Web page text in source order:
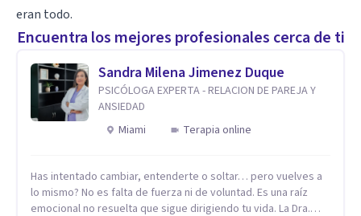
eran todo.
Encuentra los mejores profesionales cerca de ti
Sandra Milena Jimenez Duque
PSICÓLOGA EXPERTA - RELACION DE PAREJA Y
ANSIEDAD
Miami
Terapia online
Has intentado cambiar, entenderte o soltar… pero vuelves a
lo mismo? No es falta de fuerza ni de voluntad. Es una raíz
emocional no resuelta que sigue dirigiendo tu vida. La Dra.